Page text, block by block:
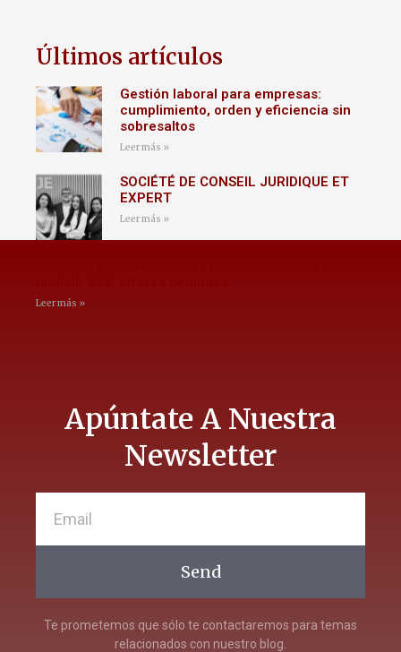
Últimos artículos
Gestión laboral para empresas:
cumplimiento, orden y eficiencia sin
sobresaltos
Leer más »
SOCIÉTÉ DE CONSEIL JURIDIQUE ET
EXPERT
Leer más »
Leer más »
Apúntate A Nuestra
Newsletter
Send
Te prometemos que sólo te contactaremos para temas
relacionados con nuestro blog.